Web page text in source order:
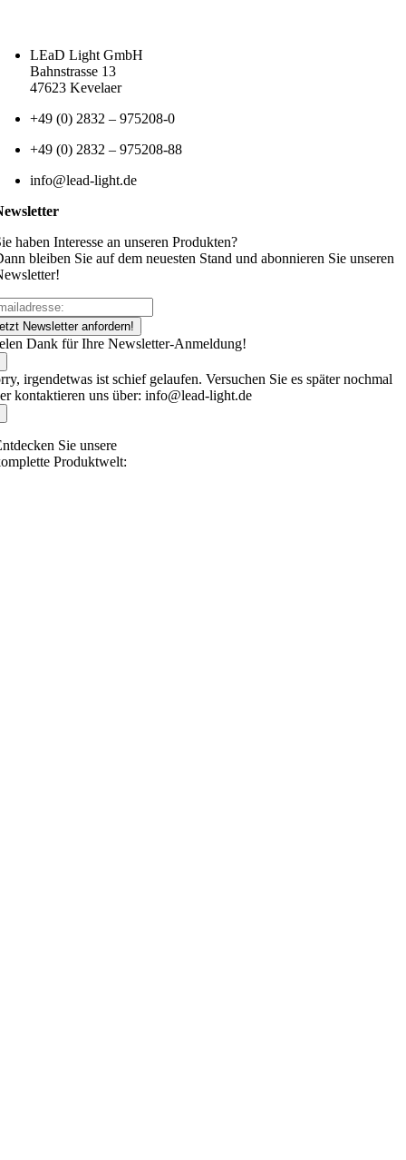
LEaD Light GmbH
Bahnstrasse 13
47623 Kevelaer
+49 (0) 2832 – 975208-0
+49 (0) 2832 – 975208-88
info@lead-light.de
haben Interesse an unseren Produkten?
bleiben Sie auf dem neuesten Stand und abonnieren Sie unseren
Newsletter anfordern!
Dank für Ihre Newsletter-Anmeldung!
irgendetwas ist schief gelaufen. Versuchen Sie es später nochmal
kontaktieren uns über: info@lead-light.de
Sie unsere
Produktwelt: